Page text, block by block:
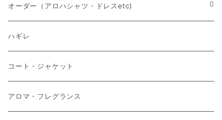
マスク
オーダー（アロハシャツ・ドレスetc)
メンズアロハシャツ他
レディスドレス・シャツ他
ハギレ
コート・ジャケット
アロマ・フレグランス